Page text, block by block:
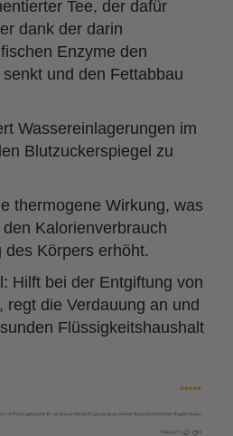
Tee, der dafür
dank der darin
Enzyme den
und den Fettabbau
Wassereinlagerungen im
Blutzuckerspiegel zu
thermogene Wirkung, was
Kalorienverbrauch
des Körpers erhöht.
Hilft bei der Entgiftung von
regt die Verdauung an und
Flüssigkeitshaushalt